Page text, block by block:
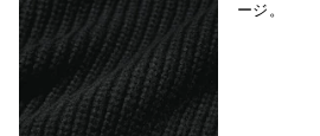
ージ。